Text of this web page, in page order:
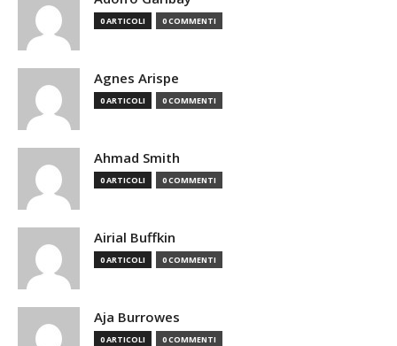
0 ARTICOLI 0 COMMENTI
Agnes Arispe
0 ARTICOLI 0 COMMENTI
Ahmad Smith
0 ARTICOLI 0 COMMENTI
Airial Buffkin
0 ARTICOLI 0 COMMENTI
Aja Burrowes
0 ARTICOLI 0 COMMENTI